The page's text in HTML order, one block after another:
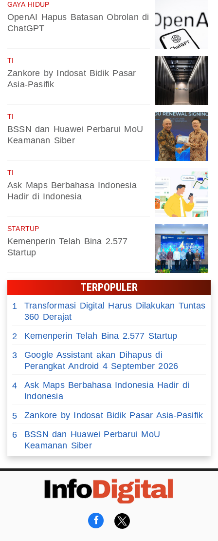
GAYA HIDUP
OpenAI Hapus Batasan Obrolan di
ChatGPT
TI
Zankore by Indosat Bidik Pasar
Asia-Pasifik
TI
BSSN dan Huawei Perbarui MoU
Keamanan Siber
TI
Ask Maps Berbahasa Indonesia
Hadir di Indonesia
STARTUP
Kemenperin Telah Bina 2.577
Startup
TERPOPULER
1
Transformasi Digital Harus Dilakukan Tuntas
360 Derajat
2
Kemenperin Telah Bina 2.577 Startup
3
Google Assistant akan Dihapus di
Perangkat Android 4 September 2026
4
Ask Maps Berbahasa Indonesia Hadir di
Indonesia
5
Zankore by Indosat Bidik Pasar Asia-Pasifik
6
BSSN dan Huawei Perbarui MoU
Keamanan Siber